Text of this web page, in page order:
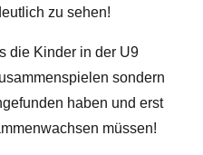
zu sehen!
die Kinder in der U9
sondern
haben und erst
müssen!